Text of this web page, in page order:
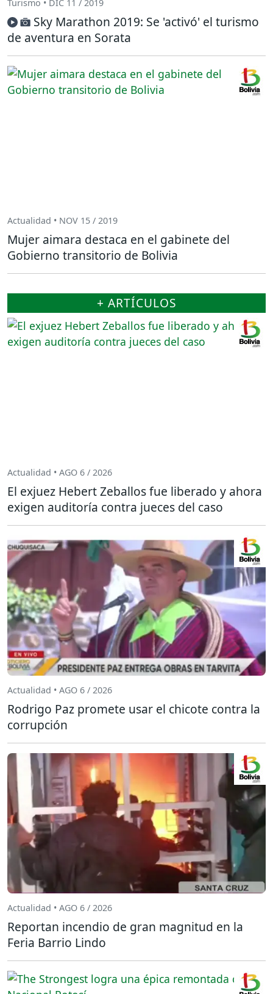
Turismo • DIC 11 / 2019
Sky Marathon 2019: Se 'activó' el turismo
de aventura en Sorata
Actualidad • NOV 15 / 2019
Mujer aimara destaca en el gabinete del
Gobierno transitorio de Bolivia
+ ARTÍCULOS
Actualidad • AGO 6 / 2026
El exjuez Hebert Zeballos fue liberado y ahora
exigen auditoría contra jueces del caso
Actualidad • AGO 6 / 2026
Rodrigo Paz promete usar el chicote contra la
corrupción
Actualidad • AGO 6 / 2026
Reportan incendio de gran magnitud en la
Feria Barrio Lindo